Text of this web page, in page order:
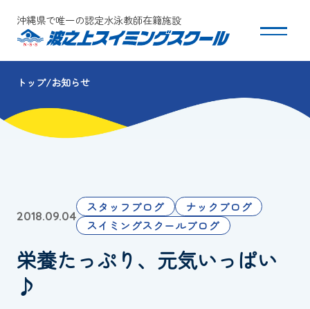
沖縄県で唯一の認定水泳教師在籍施設
スクールについて
コース・クラス紹介
団体会員募集
保護者の方へ
採用情報
トップ お知らせ
2018.09.04
スタッフブログ
ナックブログ
スイミングスクールブログ
栄養たっぷり、元気いっぱい
♪